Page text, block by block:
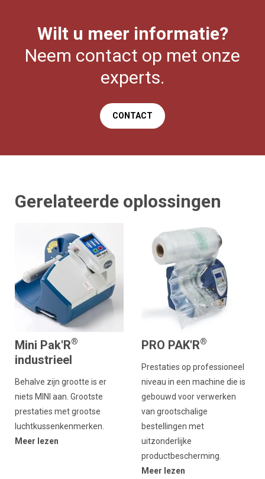
Wilt u meer informatie?
Neem contact op met onze
experts.
CONTACT
Gerelateerde oplossingen
Mini Pak'R®
industrieel
Behalve zijn grootte is er
niets MINI aan. Grootste
prestaties met grootse
luchtkussenkenmerken.
Meer lezen
PRO PAK'R®
Prestaties op professioneel
niveau in een machine die is
gebouwd voor verwerken
van grootschalige
bestellingen met
uitzonderlijke
productbescherming.
Meer lezen